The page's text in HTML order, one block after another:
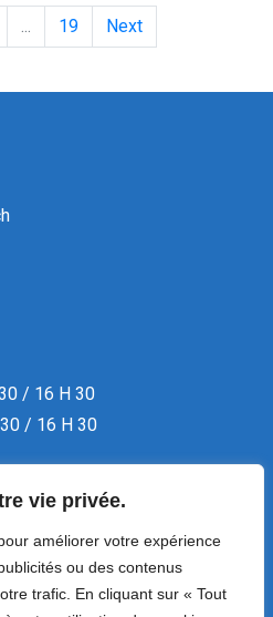
vie privée.
améliorer votre expérience
ou des contenus
trafic. En cliquant sur « Tout
... 19 Next
/ 16 H 30
/ 16 H 30